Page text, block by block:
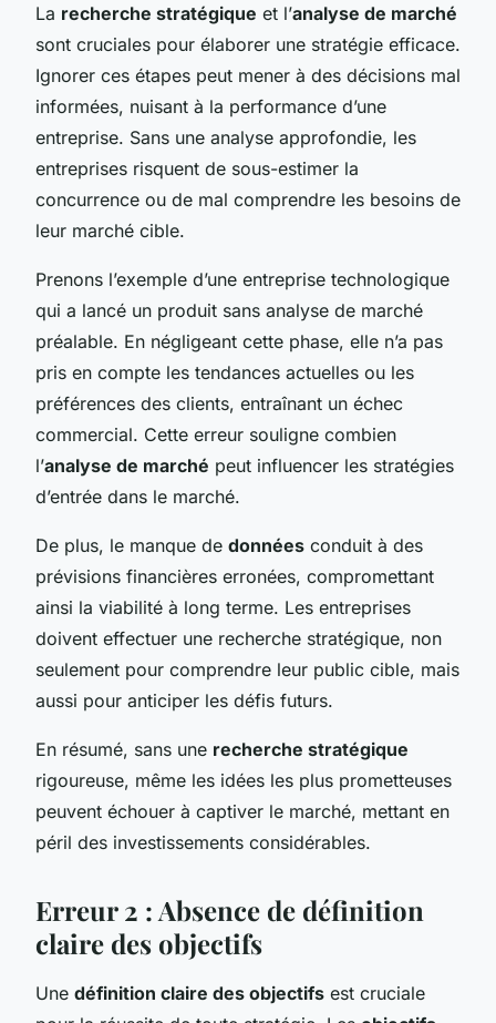
La recherche stratégique et l’analyse de marché
sont cruciales pour élaborer une stratégie efficace.
Ignorer ces étapes peut mener à des décisions mal
informées, nuisant à la performance d’une
entreprise. Sans une analyse approfondie, les
entreprises risquent de sous-estimer la
concurrence ou de mal comprendre les besoins de
leur marché cible.
Prenons l’exemple d’une entreprise technologique
qui a lancé un produit sans analyse de marché
préalable. En négligeant cette phase, elle n’a pas
pris en compte les tendances actuelles ou les
préférences des clients, entraînant un échec
commercial. Cette erreur souligne combien
l’analyse de marché peut influencer les stratégies
d’entrée dans le marché.
De plus, le manque de données conduit à des
prévisions financières erronées, compromettant
ainsi la viabilité à long terme. Les entreprises
doivent effectuer une recherche stratégique, non
seulement pour comprendre leur public cible, mais
aussi pour anticiper les défis futurs.
En résumé, sans une recherche stratégique
rigoureuse, même les idées les plus prometteuses
peuvent échouer à captiver le marché, mettant en
péril des investissements considérables.
Erreur 2 : Absence de définition
claire des objectifs
Une définition claire des objectifs est cruciale